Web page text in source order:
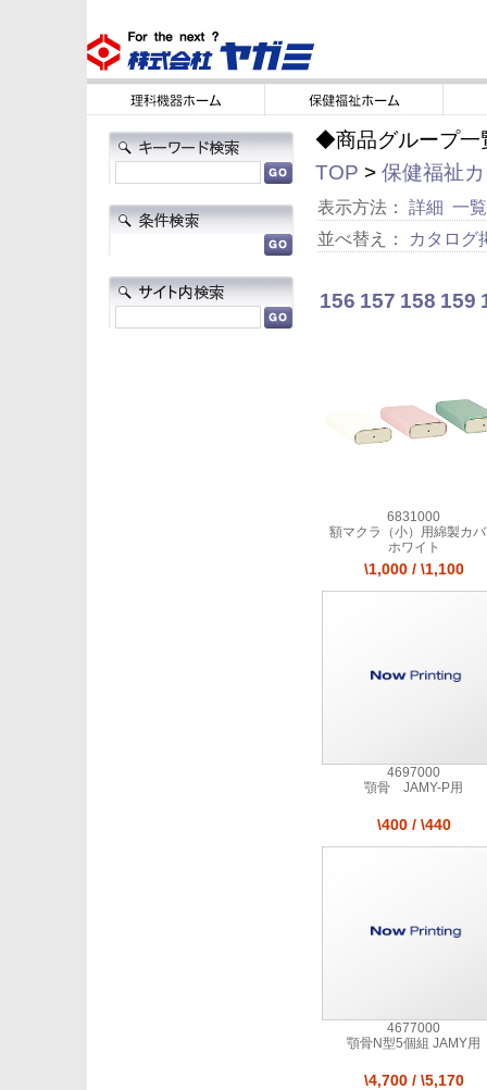
◆商品グループ一
TOP > 保健福祉
表示方法： 詳細 一覧
並べ替え：
カタログ
156 157 158 159
6831000
額マクラ（小）用綿製カ
ホワイト
\1,000 / \1,100
4697000
顎骨 JAMY-P用
\400 / \440
4677000
顎骨N型5個組 JAMY用
\4,700 / \5,170